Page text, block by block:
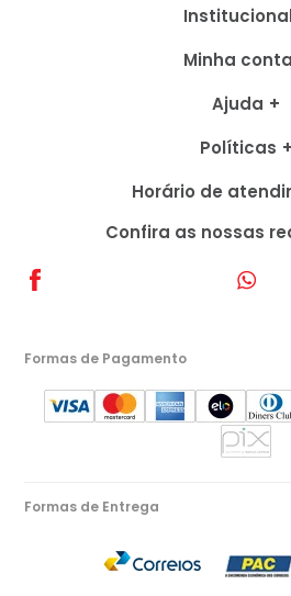
Minha conta
Ajuda
Políticas
Horário de
Confira as nossas
Formas de Pagamento
Formas de Entrega